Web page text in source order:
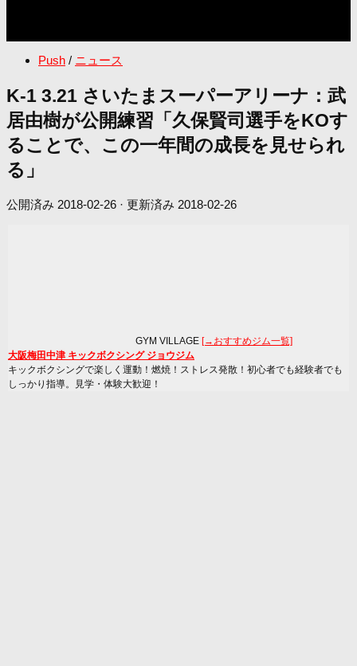
Push / ニュース
K-1 3.21 さいたまスーパーアリーナ：武
居由樹が公開練習「久保賢司選手をKOす
ることで、この一年間の成長を見せられ
る」
公開済み 2018-02-26 · 更新済み 2018-02-26
GYM VILLAGE [→おすすめジム一覧]
大阪梅田中津 キックボクシング ジョウジム
キックボクシングで楽しく運動！燃焼！ストレス発散！初心者でも経験者でも
しっかり指導。見学・体験大歓迎！